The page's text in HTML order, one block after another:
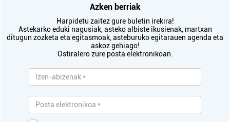
Azken berriak
Harpidetu zaitez gure buletin irekira!
Astekarko eduki nagusiak, asteko albiste ikusienak, martxan
ditugun zozketa eta egitasmoak, asteburuko egitarauen agenda eta
askoz gehiago!
Ostiralero zure posta elektronikoan.